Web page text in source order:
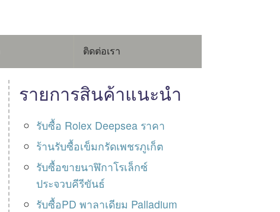
ติดต่อเรา
รายการสินค้าแนะนำ
รับซื้อ Rolex Deepsea ราคา
ร้านรับซื้อเข็มกรัดเพชรภูเก็ต
รับซื้อขายนาฬิกาโรเล็กซ์
ประจวบคีรีขันธ์
รับซื้อPD พาลาเดียม Palladium